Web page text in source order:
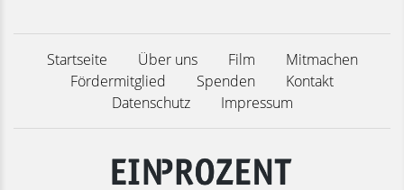
Startseite Über uns Film
Mitmachen
Fördermitglied
Spenden
Kontakt
Datenschutz
Impressum